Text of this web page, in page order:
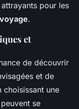
pour les
.
et
de découvrir
et de
choisissant une
se